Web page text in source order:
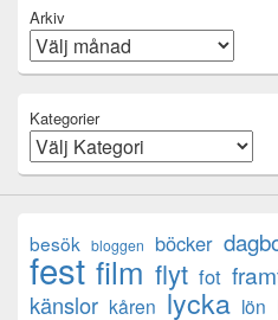
Arkiv
Kategorier
besök bloggen böcker
fest film flyt fot
känslor kåren lycka lön